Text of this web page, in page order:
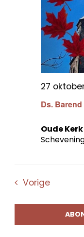
Ds.
27
Oude
Vorige